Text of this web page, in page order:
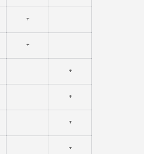
⁺
⁺
⁺
⁺
⁺
⁺